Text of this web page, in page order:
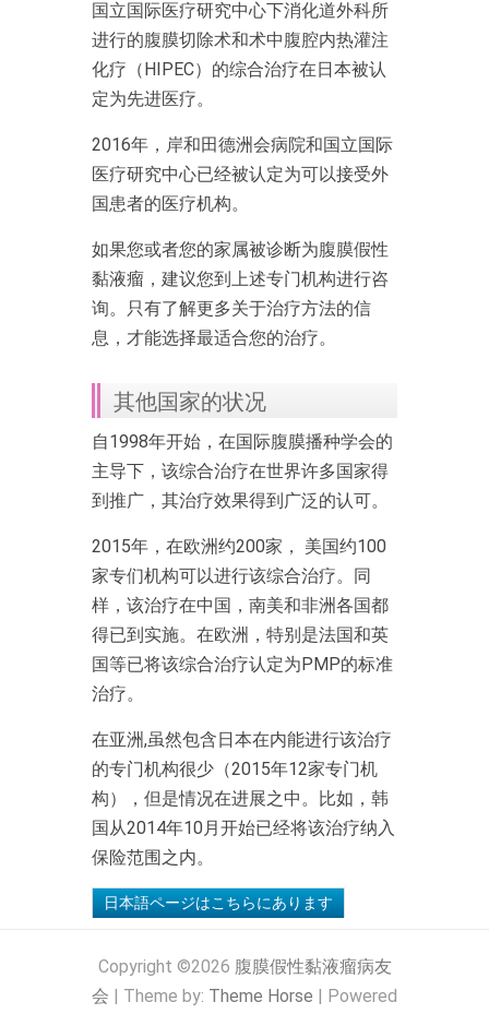
国立国际医疗研究中心下消化道外科所
进行的腹膜切除术和术中腹腔内热灌注
化疗（HIPEC）的综合治疗在日本被认
定为先进医疗。
2016年，岸和田德洲会病院和国立国际
医疗研究中心已经被认定为可以接受外
国患者的医疗机构。
如果您或者您的家属被诊断为腹膜假性
黏液瘤，建议您到上述专门机构进行咨
询。只有了解更多关于治疗方法的信
息，才能选择最适合您的治疗。
其他国家的状况
自1998年开始，在国际腹膜播种学会的
主导下，该综合治疗在世界许多国家得
到推广，其治疗效果得到广泛的认可。
2015年，在欧洲约200家， 美国约100
家专们机构可以进行该综合治疗。同
样，该治疗在中国，南美和非洲各国都
得已到实施。在欧洲，特别是法国和英
国等已将该综合治疗认定为PMP的标准
治疗。
在亚洲,虽然包含日本在内能进行该治疗
的专门机构很少（2015年12家专门机
构），但是情况在进展之中。比如，韩
国从2014年10月开始已经将该治疗纳入
保险范围之内。
日本語ページはこちらにあります
Copyright ©2026 腹膜假性黏液瘤病友
会 | Theme by: Theme Horse | Powered